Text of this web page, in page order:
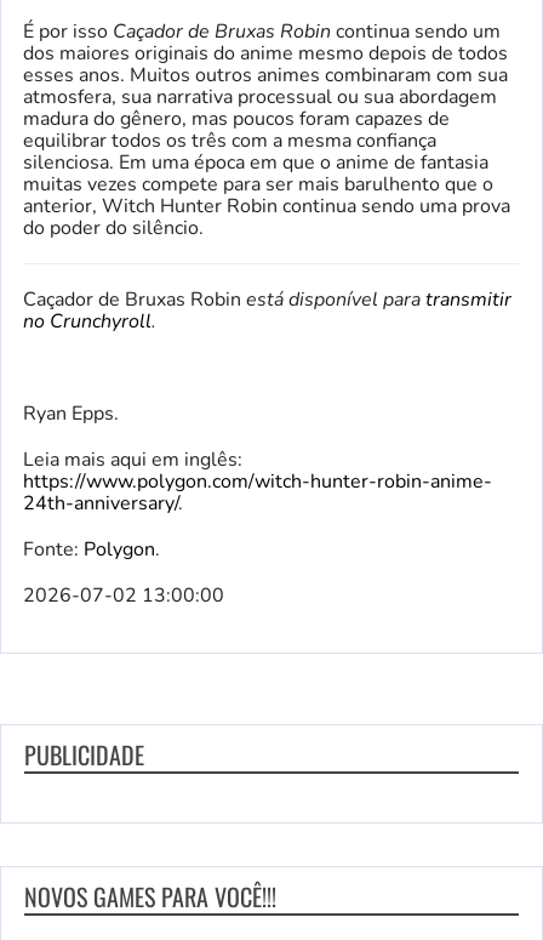
É por isso Caçador de Bruxas Robin continua sendo um
dos maiores originais do anime mesmo depois de todos
esses anos. Muitos outros animes combinaram com sua
atmosfera, sua narrativa processual ou sua abordagem
madura do gênero, mas poucos foram capazes de
equilibrar todos os três com a mesma confiança
silenciosa. Em uma época em que o anime de fantasia
muitas vezes compete para ser mais barulhento que o
anterior, Witch Hunter Robin continua sendo uma prova
do poder do silêncio.
Caçador de Bruxas Robin está disponível paratransmitir
no Crunchyroll.
Ryan Epps.
Leia mais aqui em inglês:
https://www.polygon.com/witch-hunter-robin-anime-
24th-anniversary/.
Fonte: Polygon.
2026-07-02 13:00:00
PUBLICIDADE
NOVOS GAMES PARA VOCÊ!!!